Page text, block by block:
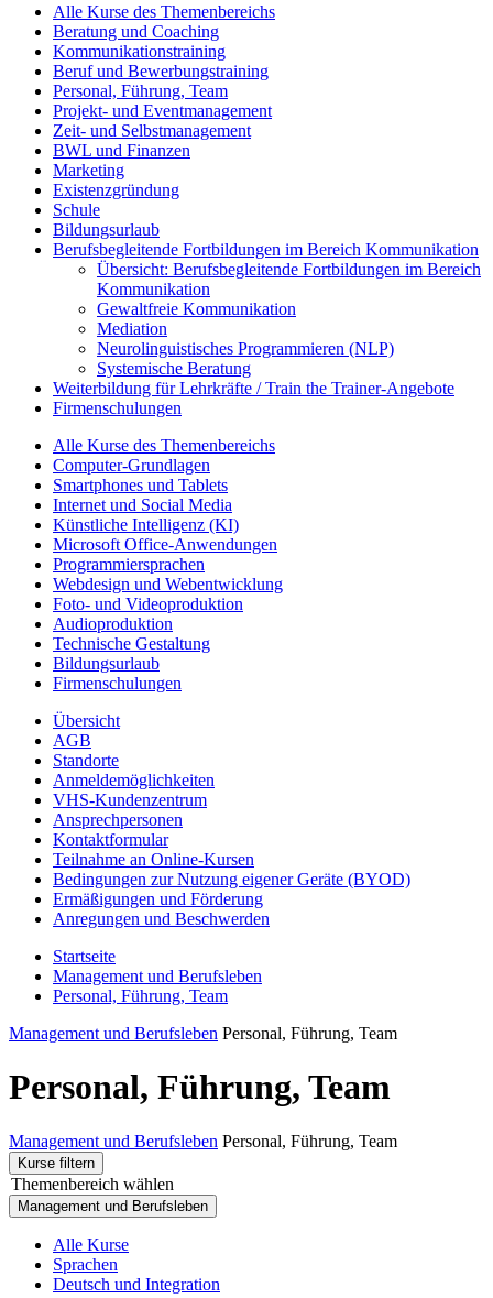
Alle Kurse des Themenbereichs
Beratung und Coaching
Kommunikationstraining
Beruf und Bewerbungstraining
Personal, Führung, Team
Projekt- und Eventmanagement
Zeit- und Selbstmanagement
BWL und Finanzen
Marketing
Existenzgründung
Schule
Bildungsurlaub
Berufsbegleitende Fortbildungen im Bereich Kommunikation
Übersicht: Berufsbegleitende Fortbildungen im Bereich
Kommunikation
Gewaltfreie Kommunikation
Mediation
Neurolinguistisches Programmieren (NLP)
Systemische Beratung
Weiterbildung für Lehrkräfte / Train the Trainer-Angebote
Firmenschulungen
Alle Kurse des Themenbereichs
Computer-Grundlagen
Smartphones und Tablets
Internet und Social Media
Künstliche Intelligenz (KI)
Microsoft Office-Anwendungen
Programmiersprachen
Webdesign und Webentwicklung
Foto- und Videoproduktion
Audioproduktion
Technische Gestaltung
Bildungsurlaub
Firmenschulungen
Übersicht
AGB
Standorte
Anmeldemöglichkeiten
VHS-Kundenzentrum
Ansprechpersonen
Kontaktformular
Teilnahme an Online-Kursen
Bedingungen zur Nutzung eigener Geräte (BYOD)
Ermäßigungen und Förderung
Anregungen und Beschwerden
Startseite
Management und Berufsleben
Personal, Führung, Team
Management und Berufsleben Personal, Führung, Team
Personal, Führung, Team
Management und Berufsleben Personal, Führung, Team
Kurse filtern
Themenbereich wählen
Management und Berufsleben
Alle Kurse
Sprachen
Deutsch und Integration